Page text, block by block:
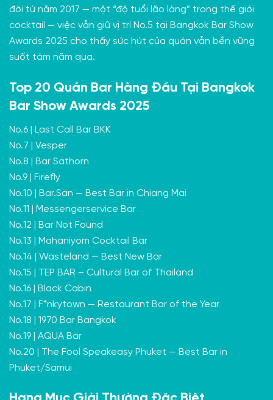
đời từ năm 2017 — một “độ tuổi lão làng” trong thế giới
cocktail — việc vẫn giữ vị trí No.5 tại Bangkok Bar Show
Awards 2025 cho thấy sức hút của quán vẫn bền vững
suốt tám năm qua.
Top 20 Quán Bar Hàng Đầu Tại Bangkok
Bar Show Awards 2025
No.6 | Last Call Bar BKK
No.7 | Vesper
No.8 | Bar Sathorn
No.9 | Firefly
No.10 | Bar.San — Best Bar in Chiang Mai
No.11 | Messengerservice Bar
No.12 | Bar Not Found
No.13 | Mahaniyom Cocktail Bar
No.14 | Wasteland — Best New Bar
No.15 | TEP BAR – Cultural Bar of Thailand
No.16 | Black Cabin
No.17 | F*nkytown — Restaurant Bar of the Year
No.18 | 1970 Bar Bangkok
No.19 | AQUA Bar
No.20 | The Fool Speakeasy Phuket — Best Bar in
Phuket/Samui